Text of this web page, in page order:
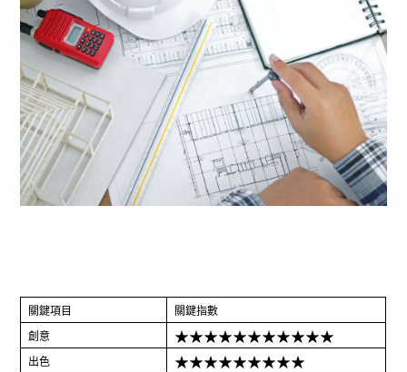
關鍵項目
關鍵指數
創意
★★★★★★★★★★★
出色 ★★★★★★★★★